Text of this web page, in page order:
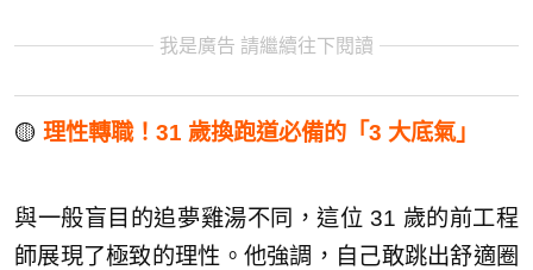
我是廣告 請繼續往下閱讀
🟡 理性轉職！31 歲換跑道必備的「3 大底氣」
與一般盲目的追夢雞湯不同，這位 31 歲的前工程
師展現了極致的理性。他強調，自己敢跳出舒適圈